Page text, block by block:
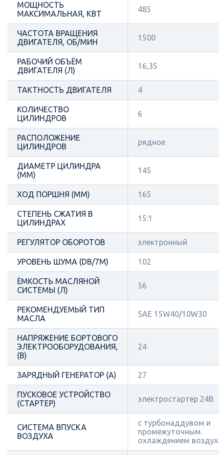
МОЩНОСТЬ
МАКСИМАЛЬНАЯ, КВТ
485
ЧАСТОТА ВРАЩЕНИЯ
ДВИГАТЕЛЯ, ОБ/МИН
1500
РАБОЧИЙ ОБЪЁМ
ДВИГАТЕЛЯ (Л)
16,35
ТАКТНОСТЬ ДВИГАТЕЛЯ 4
КОЛИЧЕСТВО
ЦИЛИНДРОВ
6
РАСПОЛОЖЕНИЕ
ЦИЛИНДРОВ
рядное
ДИАМЕТР ЦИЛИНДРА
(ММ)
145
ХОД ПОРШНЯ (ММ) 165
СТЕПЕНЬ СЖАТИЯ В
ЦИЛИНДРАХ
15:1
РЕГУЛЯТОР ОБОРОТОВ электронный
УРОВЕНЬ ШУМА (DB/7М) 102
ЁМКОСТЬ МАСЛЯНОЙ
СИСТЕМЫ (Л)
56
РЕКОМЕНДУЕМЫЙ ТИП
МАСЛА
SAE 15W40/10W30
НАПРЯЖЕНИЕ БОРТОВОГО
ЭЛЕКТРООБОРУДОВАНИЯ,
(В)
24
ЗАРЯДНЫЙ ГЕНЕРАТОР (А) 27
ПУСКОВОЕ УСТРОЙСТВО
(СТАРТЕР)
электростартер 24В
СИСТЕМА ВПУСКА
ВОЗДУХА
с турбонаддувом и
промежуточным
охлаждением